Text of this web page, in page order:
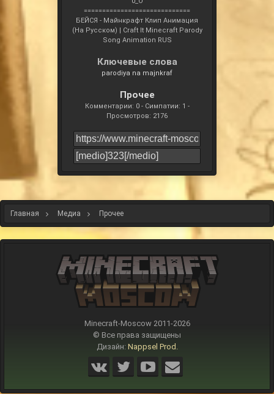
=============================
БЕЙСЯ - Майнкрафт Клип Анимация
(На Русском) | Craft It Minecraft Parody
Song Animation RUS
Ключевые слова
parodiya na majnkraf
Прочее
Комментарии: 0 - Симпатии: 1 -
Просмотров: 2176
Главная Медиа Прочее
Minecraft-Moscow 2011-2026
© Все права защищены
Дизайн: Nappsel Prod.